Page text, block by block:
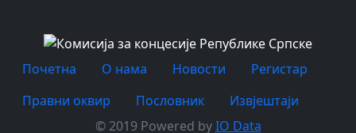
Почетна O нама Новости
Регистар
Правни оквир
Пословник
Извјештаји
© 2019 Powered byIO Data